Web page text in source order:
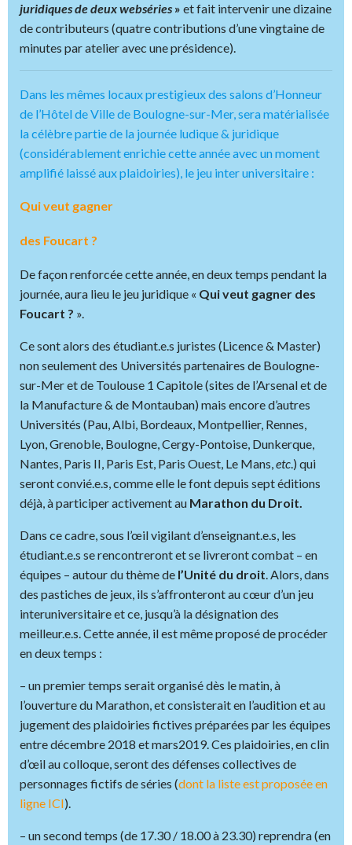
juridiques de deux webséries » et fait intervenir une dizaine
de contributeurs (quatre contributions d’une vingtaine de
minutes par atelier avec une présidence).
Dans les mêmes locaux prestigieux des salons d’Honneur
de l’Hôtel de Ville de Boulogne-sur-Mer, sera matérialisée
la célèbre partie de la journée ludique & juridique
(considérablement enrichie cette année avec un moment
amplifié laissé aux plaidoiries), le jeu inter universitaire :
Qui veut gagner
des Foucart ?
De façon renforcée cette année, en deux temps pendant la
journée, aura lieu le jeu juridique « Qui veut gagner des
Foucart ? ».
Ce sont alors des étudiant.e.s juristes (Licence & Master)
non seulement des Universités partenaires de Boulogne-
sur-Mer et de Toulouse 1 Capitole (sites de l’Arsenal et de
la Manufacture & de Montauban) mais encore d’autres
Universités (Pau, Albi, Bordeaux, Montpellier, Rennes,
Lyon, Grenoble, Boulogne, Cergy-Pontoise, Dunkerque,
Nantes, Paris II, Paris Est, Paris Ouest, Le Mans,etc.) qui
seront convié.e.s, comme elle le font depuis sept éditions
déjà, à participer activement au Marathon du Droit.
Dans ce cadre, sous l’œil vigilant d’enseignant.e.s, les
étudiant.e.s se rencontreront et se livreront combat – en
équipes – autour du thème de l’Unité du droit. Alors, dans
des pastiches de jeux, ils s’affronteront au cœur d’un jeu
interuniversitaireet ce, jusqu’à la désignation des
meilleur.e.s. Cette année, il est même proposé de procéder
en deux temps :
– un premier temps serait organisé dès le matin, à
l’ouverture du Marathon, et consisterait en l’audition et au
jugement des plaidoiries fictives préparées par les équipes
entre décembre 2018 et mars2019. Ces plaidoiries, en clin
d’œil au colloque, seront des défenses collectives de
personnages fictifs de séries (dont la liste est proposée en
ligne ICI).
– un second temps (de 17.30 / 18.00 à 23.30) reprendra (en